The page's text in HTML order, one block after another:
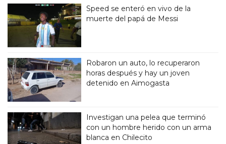
Speed se enteró en vivo de la
muerte del papá de Messi
Robaron un auto, lo recuperaron
horas después y hay un joven
detenido en Aimogasta
Investigan una pelea que terminó
con un hombre herido con un arma
blanca en Chilecito